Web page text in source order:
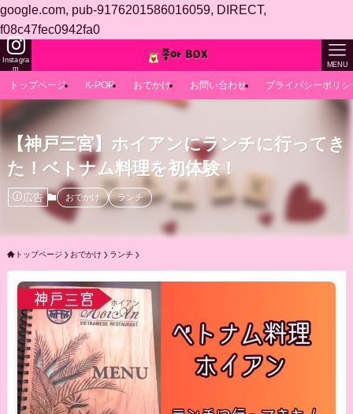
google.com, pub-9176201586016059, DIRECT,
f08c47fec0942fa0
Instagra
m
MENU
トップページ K-POP おでかけ お問い合わせ プライバシーポリシ
【神戸三宮】ホイアンにランチに行ってき
た！ベトナム料理を初体験！
広告 おでかけ ランチ
トップページ おでかけ ランチ